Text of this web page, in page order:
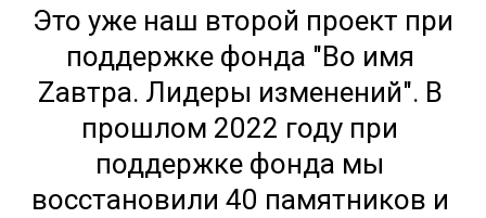
поддержке фонда "Во имя
Zавтра. Лидеры изменений". В
прошлом 2022 году при
поддержке фонда мы
восстановили 40 памятников и